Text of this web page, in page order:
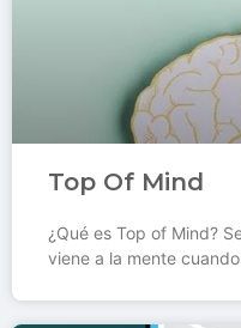
Top Of Mind
¿Qué es Top of Mind?
viene a la mente